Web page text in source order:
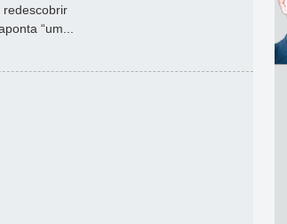
redescobrir
“um...